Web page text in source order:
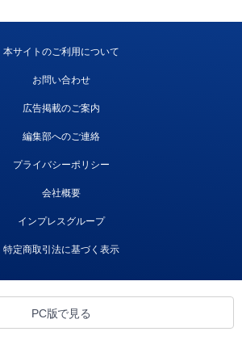
本サイトのご利用について
お問い合わせ
広告掲載のご案内
編集部へのご連絡
プライバシーポリシー
会社概要
インプレスグループ
特定商取引法に基づく表示
PC版で見る